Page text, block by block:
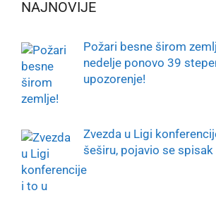
NAJNOVIJE
Požari besne širom
nedelje ponovo 39
upozorenje!
Zvezda u Ligi
šeširu, pojavio se spisak